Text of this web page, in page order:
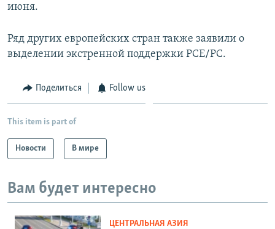
июня.
Ряд других европейских стран также заявили о
выделении экстренной поддержки РСЕ/РС.
Поделиться Follow us
This item is part of
Новости В мире
Вам будет интересно
ЦЕНТРАЛЬНАЯ АЗИЯ